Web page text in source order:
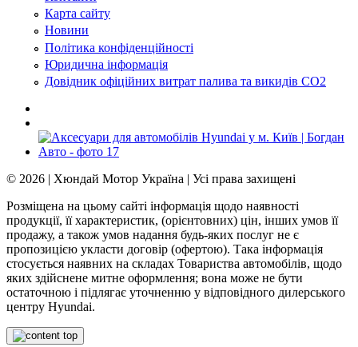
Карта сайту
Новини
Політика конфіденційності
Юридична інформація
Довідник офіційних витрат палива та викидів СО2
© 2026 | Хюндай Мотор Україна | Усі права захищені
Розміщена на цьому сайті інформація щодо наявності
продукції, її характеристик, (орієнтовних) цін, інших умов її
продажу, а також умов надання будь-яких послуг не є
пропозицією укласти договір (офертою). Така інформація
стосується наявних на складах Товариства автомобілів, щодо
яких здійснене митне оформлення; вона може не бути
остаточною і підлягає уточненню у відповідного дилерського
центру Hyundai.